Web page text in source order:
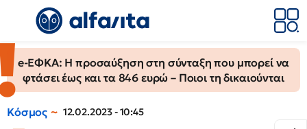
e-ΕΦΚΑ: Η προσαύξηση στη σύνταξη που μπορεί να
φτάσει έως και τα 846 ευρώ – Ποιοι τη δικαιούνται
Κόσμος 12.02.2023 - 10:45